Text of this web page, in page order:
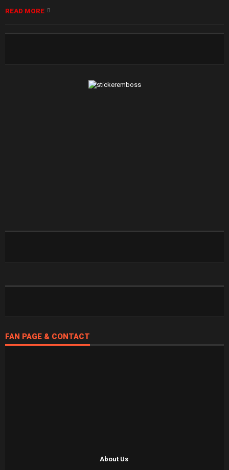
READ MORE
FAN PAGE & CONTACT
About Us